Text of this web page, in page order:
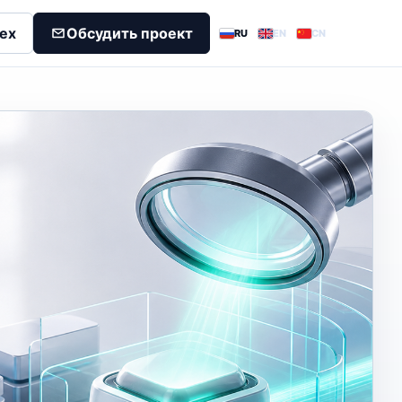
Обсудить проект RU EN CN